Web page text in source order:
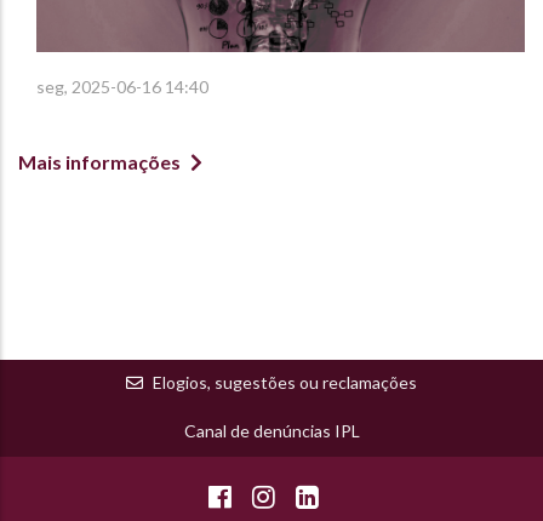
seg, 2025-06-16 14:40
Mais informações
Elogios, sugestões ou reclamações
Canal de denúncias IPL